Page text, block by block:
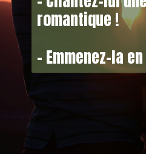
romantique !
– Emmenez-la